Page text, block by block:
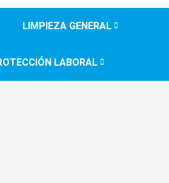
LIMPIEZA GENERAL
LABORAL